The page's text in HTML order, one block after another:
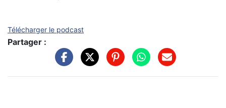
Télécharger le podcast
Partager :